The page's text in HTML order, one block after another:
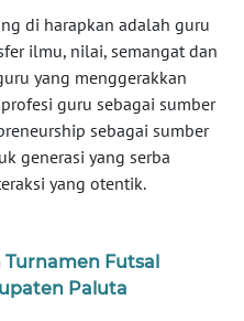
di harapkan adalah guru
ilmu, nilai, semangat dan
yang menggerakkan
guru sebagai sumber
sebagai sumber
generasi yang serba
yang otentik.
Futsal
Paluta